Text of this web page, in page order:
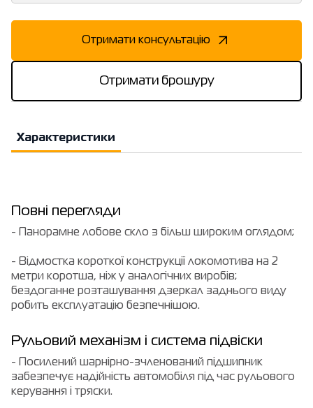
Отримати консультацію
Отримати брошуру
Характеристики
Повні перегляди
- Панорамне лобове скло з більш широким оглядом;
- Відмостка короткої конструкції локомотива на 2
метри коротша, ніж у аналогічних виробів;
бездоганне розташування дзеркал заднього виду
робить експлуатацію безпечнішою.
Рульовий механізм і система підвіски
- Посилений шарнірно-зчленований підшипник
забезпечує надійність автомобіля під час рульового
керування і тряски.